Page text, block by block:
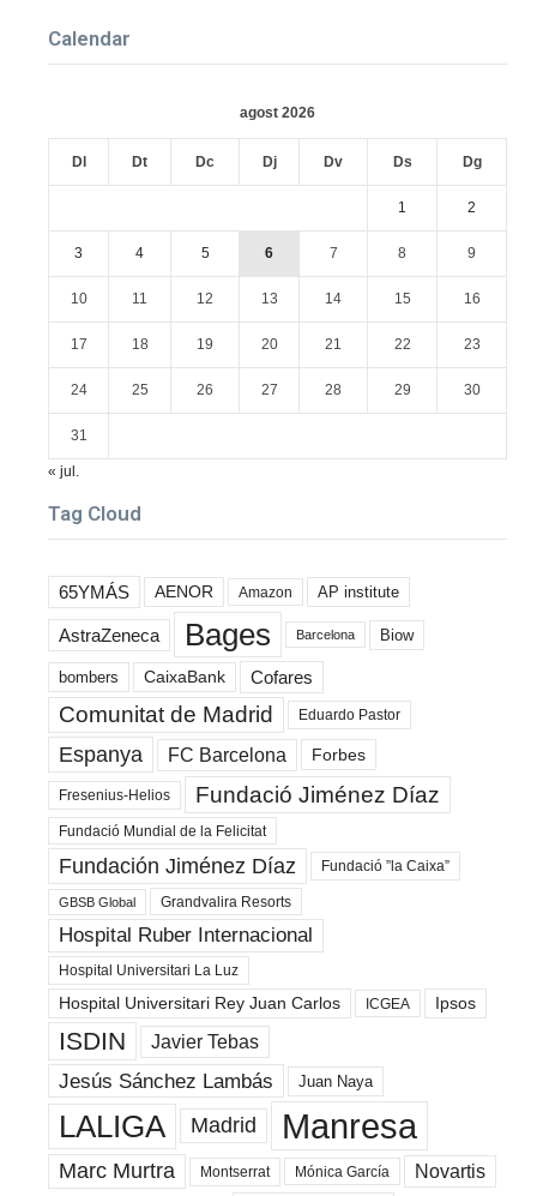
Calendar
agost 2026
Dl Dt Dc Dj Dv Ds Dg
1 2
3 4 5 6 7 8 9
10 11 12 13 14 15 16
17 18 19 20 21 22 23
24 25 26 27 28 29 30
31
« jul.
Tag Cloud
65YMÁS AENOR Amazon AP institute
AstraZeneca Bages Barcelona Biow
bombers CaixaBank Cofares
Comunitat de Madrid Eduardo Pastor
Espanya FC Barcelona Forbes
Fresenius-Helios Fundació Jiménez Díaz
Fundació Mundial de la Felicitat
Fundación Jiménez Díaz Fundació ”la Caixa”
GBSB Global Grandvalira Resorts
Hospital Ruber Internacional
Hospital Universitari La Luz
Hospital Universitari Rey Juan Carlos ICGEA Ipsos
ISDIN Javier Tebas
Jesús Sánchez Lambás Juan Naya
LALIGA Madrid Manresa
Marc Murtra Montserrat Mónica García Novartis